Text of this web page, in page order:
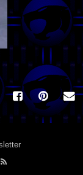
dans la liste.